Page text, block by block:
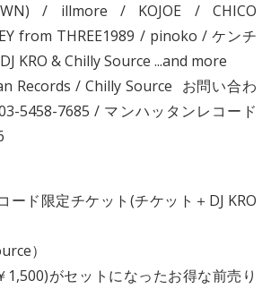
/ illmore / KOJOE / CHICO
from THREE1989 / pinoko / ケンチ
KRO & Chilly Source ...and more
Records / Chilly Source お問い合わ
5458-7685 / マンハッタンレコード
ード限定チケット(チケット＋DJ KRO
）
1,500)がセットになったお得な前売り